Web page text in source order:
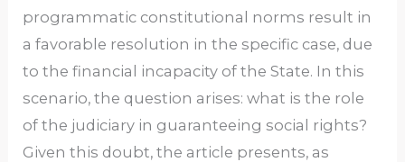
programmatic constitutional norms result in
a favorable resolution in the specific case, due
to the financial incapacity of the State. In this
scenario, the question arises: what is the role
of the judiciary in guaranteeing social rights?
Given this doubt, the article presents, as